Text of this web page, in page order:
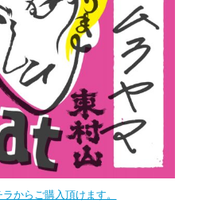
からご購入頂けます。